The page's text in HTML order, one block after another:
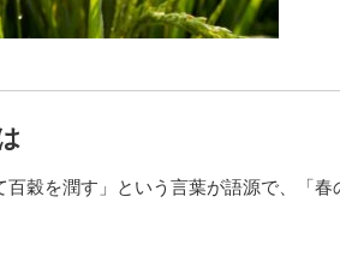
百穀を潤す」という言葉が語源で、「